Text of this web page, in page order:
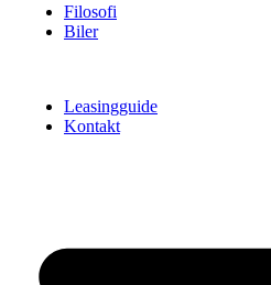
Filosofi
Biler
Leasingguide
Kontakt